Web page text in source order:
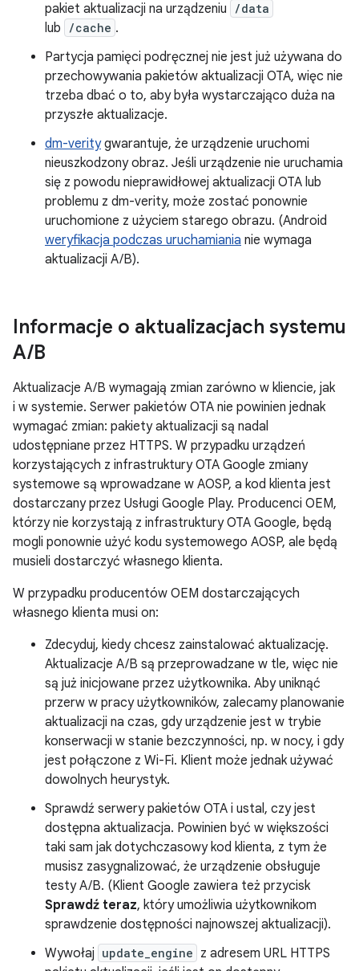
pakiet aktualizacji na urządzeniu
/data
lub /cache .
Partycja pamięci podręcznej nie jest już używana do
przechowywania pakietów aktualizacji OTA, więc nie
trzeba dbać o to, aby była wystarczająco duża na
przyszłe aktualizacje.
dm-veritygwarantuje, że urządzenie uruchomi
nieuszkodzony obraz. Jeśli urządzenie nie uruchamia
się z powodu nieprawidłowej aktualizacji OTA lub
problemu z dm-verity, może zostać ponownie
uruchomione z użyciem starego obrazu. (Android
weryfikacja podczas uruchamiania nie wymaga
aktualizacji A/B).
Informacje o aktualizacjach systemu
A/B
Aktualizacje A/B wymagają zmian zarówno w kliencie, jak
i w systemie. Serwer pakietów OTA nie powinien jednak
wymagać zmian: pakiety aktualizacji są nadal
udostępniane przez HTTPS. W przypadku urządzeń
korzystających z infrastruktury OTA Google zmiany
systemowe są wprowadzane w AOSP, a kod klienta jest
dostarczany przez Usługi Google Play. Producenci OEM,
którzy nie korzystają z infrastruktury OTA Google, będą
mogli ponownie użyć kodu systemowego AOSP, ale będą
musieli dostarczyć własnego klienta.
W przypadku producentów OEM dostarczających
własnego klienta musi on:
Zdecyduj, kiedy chcesz zainstalować aktualizację.
Aktualizacje A/B są przeprowadzane w tle, więc nie
są już inicjowane przez użytkownika. Aby uniknąć
przerw w pracy użytkowników, zalecamy planowanie
aktualizacji na czas, gdy urządzenie jest w trybie
konserwacji w stanie bezczynności, np. w nocy, i gdy
jest połączone z Wi-Fi. Klient może jednak używać
dowolnych heurystyk.
Sprawdź serwery pakietów OTA i ustal, czy jest
dostępna aktualizacja. Powinien być w większości
taki sam jak dotychczasowy kod klienta, z tym że
musisz zasygnalizować, że urządzenie obsługuje
testy A/B. (Klient Google zawiera też przycisk
Sprawdź teraz, który umożliwia użytkownikom
sprawdzenie dostępności najnowszej aktualizacji).
Wywołaj update_engine z adresem URL HTTPS